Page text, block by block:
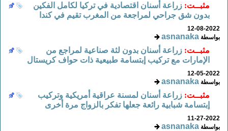
مثبــت: زراعة أسنان اقتصادية في تركيا لكامل الفكين
بدون شق جراحي لمراجعة من المغرب تقيم في كندا
12-08-2022
بواسطةasnanaka
مثبــت: زراعة أسنان بدون لثة صناعية لمراجع من
الإمارات مع تركيب إبتسامة طبيعية ذات حواف كريستال
12-05-2022
بواسطةasnanaka
مثبــت: زراعة أسنان لمسنة عراقية أمريكية وتركيب
إبتسامة شبابية رائعة جعلها تفكر بالزواج مرة أخرى
11-27-2022
بواسطةasnanaka